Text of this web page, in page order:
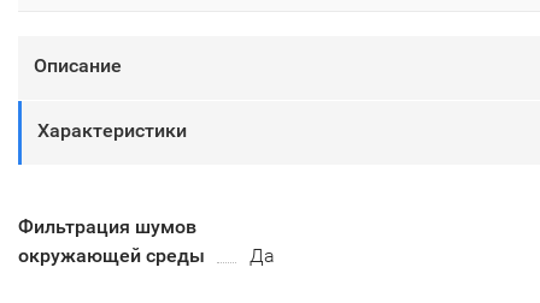
Описание
Характеристики
Фильтрация шумов
окружающей среды
Да